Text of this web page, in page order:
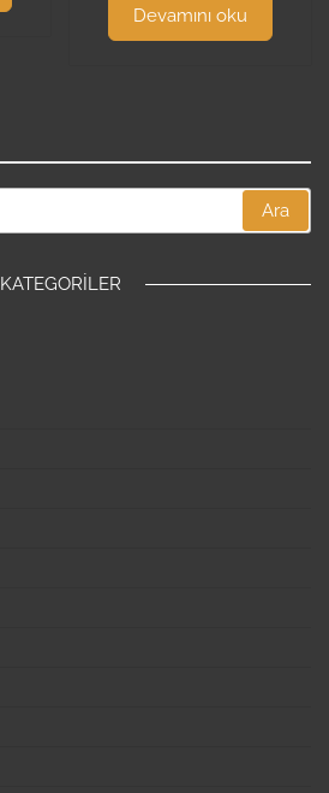
Devamını oku
Ara
KATEGORILER